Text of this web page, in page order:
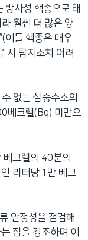
방사성 핵종으로 태
훨씬 더 많은 양
이들 핵종은 매우
시 탐지조차 어려
없는 삼중수소의
베크렐(Bq) 미만으
베크렐의 40분의
리터당 1만 베크
안정성을 점검해
점을 강조하며 이